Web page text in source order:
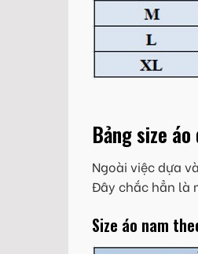
Bảng size
Ngoài việc dựa
Đây chắc hẳn là
Size áo nam